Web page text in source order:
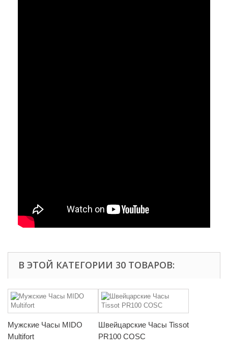
В ЭТОЙ КАТЕГОРИИ 30 ТОВАРОВ:
Мужские Часы MIDO
Multifort
Швейцарские Часы Tissot
PR100 COSC